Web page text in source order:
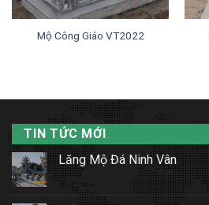
Mộ Công Giáo VT2022
TIN TỨC MỚI
Lăng Mộ Đá Ninh Vân